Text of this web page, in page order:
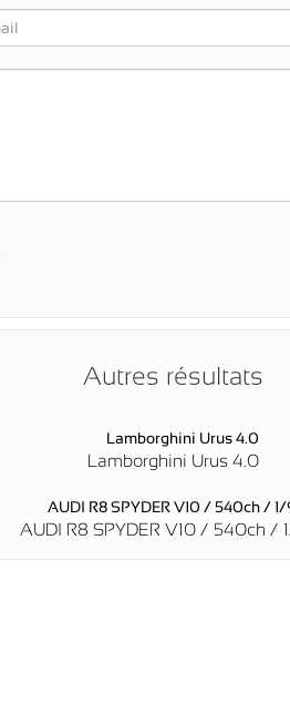
Autres résultats
Lamborghini Urus 4.0
AUDI R8 SPYDER V10 / 540ch /